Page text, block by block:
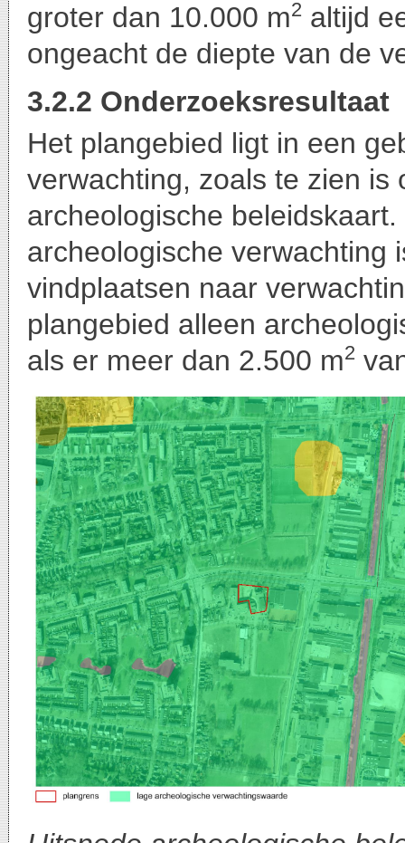
groter dan 10.000 m2 altijd
ongeacht de diepte van de
3.2.2 Onderzoeksresultaat
Het plangebied ligt in een
verwachting, zoals te zien is
archeologische
archeologische verwachting
vindplaatsen naar
plangebied alleen
als er meer dan 2.500 m2